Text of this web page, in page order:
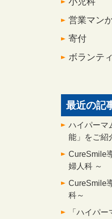
営業マン
寄付
ボランテ
最近の記
ハイパーマ
能」をご紹
CureSmile
婦人科 ～
CureSmile
科～
「ハイパ